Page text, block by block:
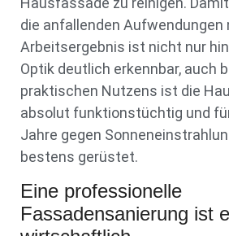
die anfallenden Aufwendungen
Arbeitsergebnis ist nicht nur
Optik deutlich erkennbar, auch
praktischen Nutzens ist die
absolut funktionstüchtig und
Jahre gegen
bestens gerüstet.
Eine professionelle
Fassadensanierung ist